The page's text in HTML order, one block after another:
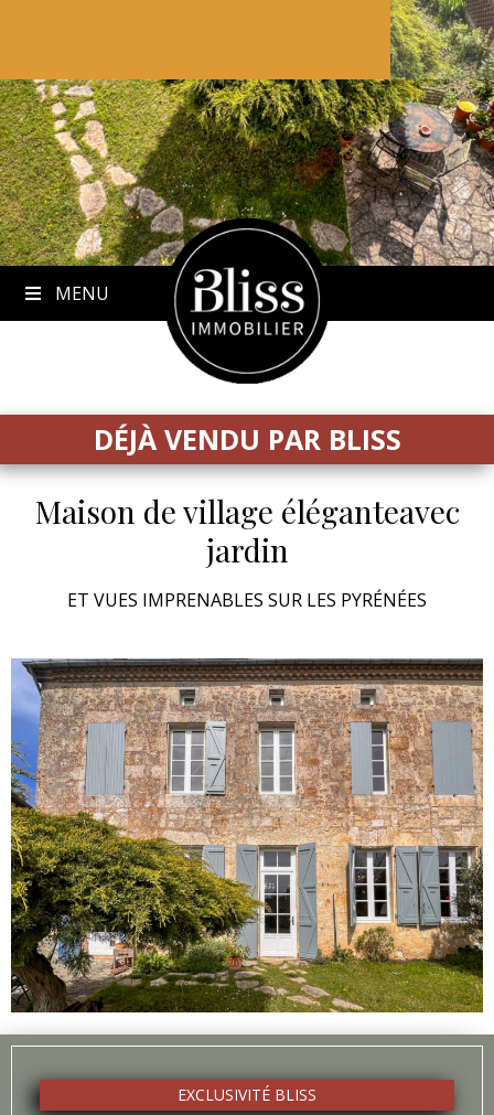
MENU
DÉJÀ VENDU PAR BLISS
Maison de village éléganteavec
jardin
ET VUES IMPRENABLES SUR LES PYRÉNÉES
EXCLUSIVITÉ BLISS